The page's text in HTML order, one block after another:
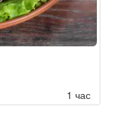
1 час